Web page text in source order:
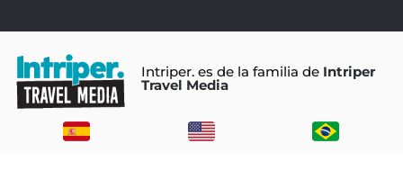
Intriper. es de la familia de Intriper
Travel Media